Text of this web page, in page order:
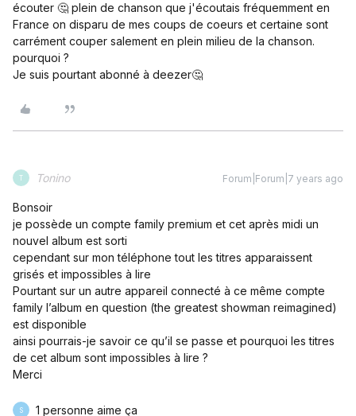
écouter 🤔 plein de chanson que j'écoutais fréquemment en
France on disparu de mes coups de coeurs et certaine sont
carrément couper salement en plein milieu de la chanson.
pourquoi ?
Je suis pourtant abonné à deezer🤔
T Tonino Forum|Forum|7 years ago
Bonsoir
je possède un compte family premium et cet après midi un
nouvel album est sorti
cependant sur mon téléphone tout les titres apparaissent
grisés et impossibles à lire
Pourtant sur un autre appareil connecté à ce même compte
family l’album en question (the greatest showman reimagined)
est disponible
ainsi pourrais-je savoir ce qu’il se passe et pourquoi les titres
de cet album sont impossibles à lire ?
Merci
S 1 personne aime ça